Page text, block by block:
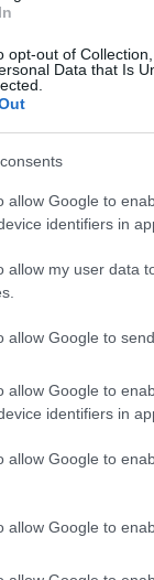
opt-out of
Data that Is
allow Google to
identifiers in
allow my user data
allow Google to
allow Google to
identifiers in
allow Google to
allow Google to
helyen,
nem lesz Le
az újonc WRT:
végül
Henrik Hedman
James
ban az #51-es
az amatőrök